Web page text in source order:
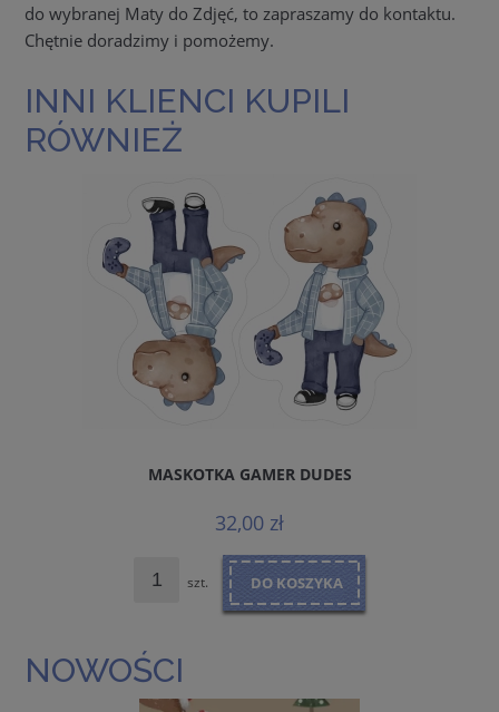
do wybranej Maty do Zdjęć, to zapraszamy do kontaktu.
Chętnie doradzimy i pomożemy.
INNI KLIENCI KUPILI
RÓWNIEŻ
MASKOTKA GAMER DUDES
32,00 zł
szt. DO KOSZYKA
NOWOŚCI